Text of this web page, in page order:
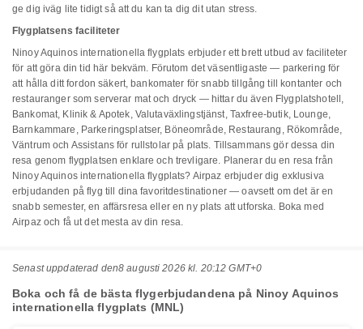
ge dig iväg lite tidigt så att du kan ta dig dit utan stress.
Flygplatsens faciliteter
Ninoy Aquinos internationella flygplats erbjuder ett brett utbud av faciliteter
för att göra din tid här bekväm. Förutom det väsentligaste — parkering för
att hålla ditt fordon säkert, bankomater för snabb tillgång till kontanter och
restauranger som serverar mat och dryck — hittar du även Flygplatshotell,
Bankomat, Klinik & Apotek, Valutaväxlingstjänst, Taxfree-butik, Lounge,
Barnkammare, Parkeringsplatser, Böneområde, Restaurang, Rökområde,
Väntrum och Assistans för rullstolar på plats. Tillsammans gör dessa din
resa genom flygplatsen enklare och trevligare. Planerar du en resa från
Ninoy Aquinos internationella flygplats? Airpaz erbjuder dig exklusiva
erbjudanden på flyg till dina favoritdestinationer — oavsett om det är en
snabb semester, en affärsresa eller en ny plats att utforska. Boka med
Airpaz och få ut det mesta av din resa.
Senast uppdaterad den8 augusti 2026 kl. 20:12 GMT+0
Boka och få de bästa flygerbjudandena på Ninoy Aquinos
internationella flygplats (MNL)